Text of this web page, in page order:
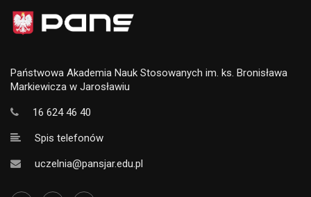
Państwowa Akademia Nauk Stosowanych im. ks. Bronisława
Markiewicza w Jarosławiu
16 624 46 40
Spis telefonów
uczelnia@pansjar.edu.pl